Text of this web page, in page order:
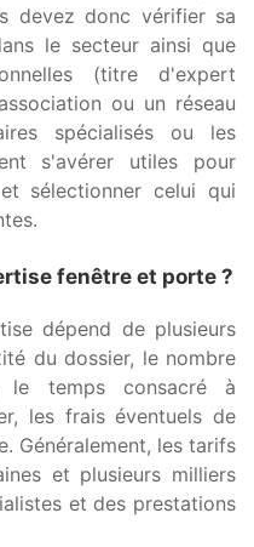
devez donc vérifier sa
le secteur ainsi que
(titre d'expert
ou un réseau
spécialisés ou les
s'avérer utiles pour
sélectionner celui qui
fenêtre et porte ?
dépend de plusieurs
du dossier, le nombre
le temps consacré à
les frais éventuels de
Généralement, les tarifs
et plusieurs milliers
et des prestations